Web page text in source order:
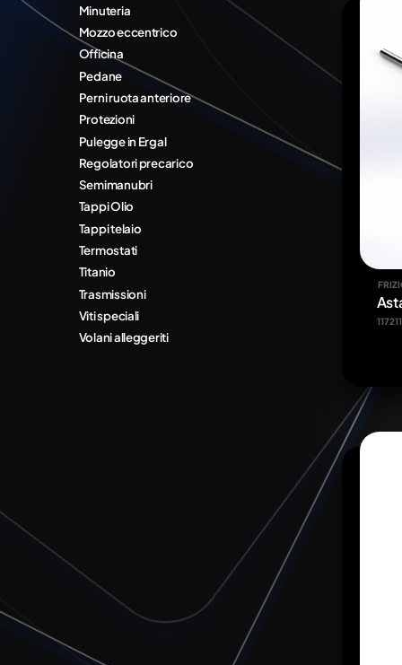
Minuteria
Mozzo eccentrico
Officina
Pedane
Perni ruota anteriore
Protezioni
Pulegge in Ergal
Regolatori precarico
Semimanubri
Tappi Olio
Tappi telaio
Termostati
Titanio
Trasmissioni
Viti speciali
Volani alleggeriti